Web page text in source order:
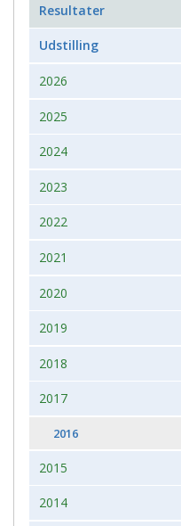
Resultater
Udstilling
2026
2025
2024
2023
2022
2021
2020
2019
2018
2017
2016
2015
2014